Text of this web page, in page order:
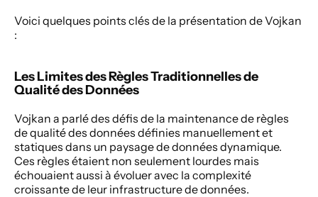
Voici quelques points clés de la présentation de Vojkan
:
Les Limites des Règles Traditionnelles de
Qualité des Données
Vojkan a parlé des défis de la maintenance de règles
de qualité des données définies manuellement et
statiques dans un paysage de données dynamique.
Ces règles étaient non seulement lourdes mais
échouaient aussi à évoluer avec la complexité
croissante de leur infrastructure de données.